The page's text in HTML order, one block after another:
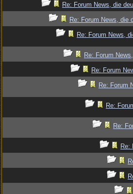
Re: Forum News, die
Re: Forum News, die
Re: Forum News,
Re: Forum
Re: Forum
Re: Forum
Re:
Re:
Re: